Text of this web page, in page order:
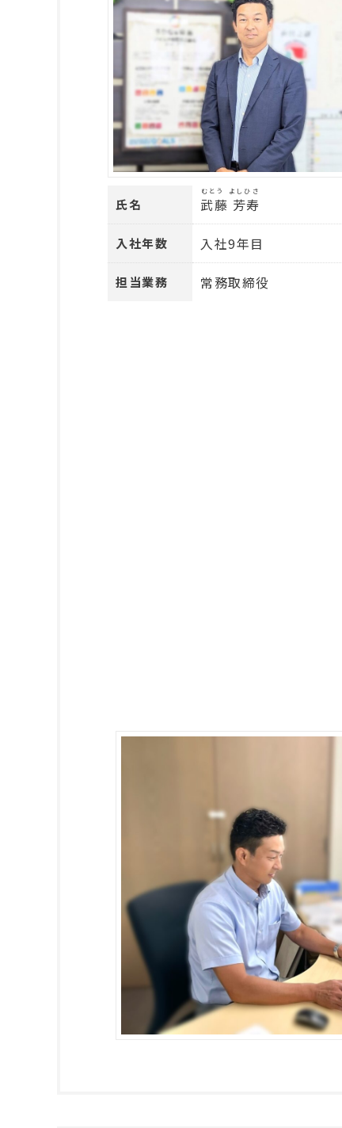
氏名 武藤 芳寿
むとう よしひさ
入社年数 入社9年目
担当業務 常務取締役